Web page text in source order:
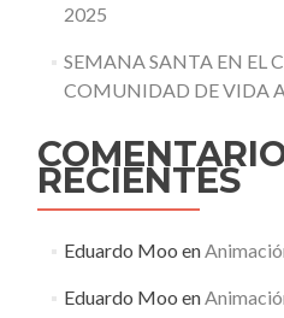
2025
SEMANA SANTA EN EL
COMUNIDAD DE VIDA
RECIENTES
Eduardo Moo en
Eduardo Moo en